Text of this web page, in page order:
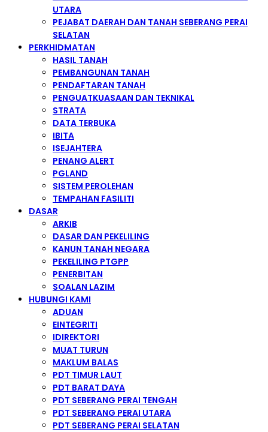
UTARA
PEJABAT DAERAH DAN TANAH SEBERANG PERAI
SELATAN
PERKHIDMATAN
HASIL TANAH
PEMBANGUNAN TANAH
PENDAFTARAN TANAH
PENGUATKUASAAN DAN TEKNIKAL
STRATA
DATA TERBUKA
IBITA
ISEJAHTERA
PENANG ALERT
PGLAND
SISTEM PEROLEHAN
TEMPAHAN FASILITI
DASAR
ARKIB
DASAR DAN PEKELILING
KANUN TANAH NEGARA
PEKELILING PTGPP
PENERBITAN
SOALAN LAZIM
HUBUNGI KAMI
ADUAN
EINTEGRITI
IDIREKTORI
MUAT TURUN
MAKLUM BALAS
PDT TIMUR LAUT
PDT BARAT DAYA
PDT SEBERANG PERAI TENGAH
PDT SEBERANG PERAI UTARA
PDT SEBERANG PERAI SELATAN